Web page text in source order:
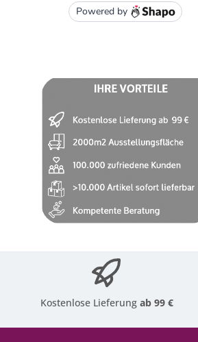
Kostenlose Lieferungab 99 €